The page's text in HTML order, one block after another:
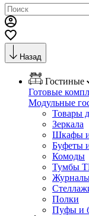
Назад
Гостиные
Готовые
Модульные
Товары
Зеркала
Шкафы
Буфеты
Комоды
Тумбы
Полки
Пуфы и